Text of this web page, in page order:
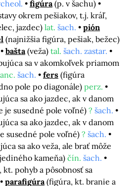
figúra (p. v šachu)
okrem pešiakov, t.j. kráľ,
jazdec) lat. šach.
pión
(najnižšia figúra, pešiak, bežec)
bašta (veža) tal. šach. zastar.
sa v akomkoľvek priamom
šach. fers (figúra
pole po diagonále) perz.
sa ako jazdec, ak v danom
je susedné pole voľné)? šach.
sa ako jazdec, ak v danom
susedné pole voľné) ? šach.
sa ako veža, ale brať môže
kameňa) čín. šach.
kt. pohyb a pôsobnosť sa
parafigúra (figúra, kt. branie a